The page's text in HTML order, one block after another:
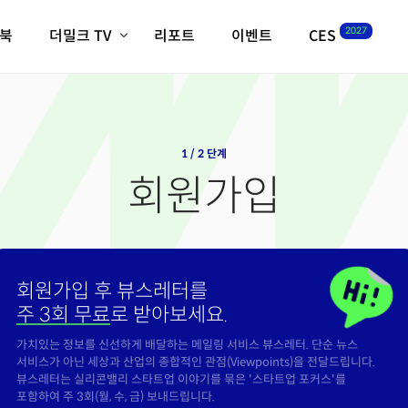
더밀크 TV
크리스의 뉴욕 시그널
밸리토크
리포트 이벤트 CES 2027
1 / 2 단계
회원가입
회원가입 후 뷰스레터를
주 3회 무료로 받아보세요.
가치있는 정보를 신선하게 배달하는 메일링 서비스 뷰스레터. 단순 뉴스
서비스가 아닌 세상과 산업의 종합적인 관점(Viewpoints)을 전달드립니다.
뷰스레터는 실리콘밸리 스타트업 이야기를 묶은 '스타트업 포커스'를
포함하여 주 3회(월, 수, 금) 보내드립니다.